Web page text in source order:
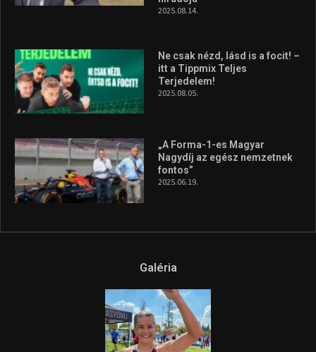
2025.08.14.
Ne csak nézd, lásd is a focit! –
itt a Tippmix Teljes
Terjedelem!
2025.08.05.
„A Forma-1-es Magyar
Nagydíj az egész nemzetnek
fontos”
2025.06.19.
Galéria